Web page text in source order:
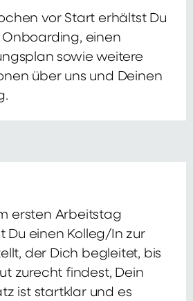
vor Start erhältst Du
Onboarding, einen
sowie weitere
über uns und Deinen
ersten Arbeitstag
Du einen Kolleg/In zur
der Dich begleitet, bis
zurecht findest, Dein
ist startklar und es